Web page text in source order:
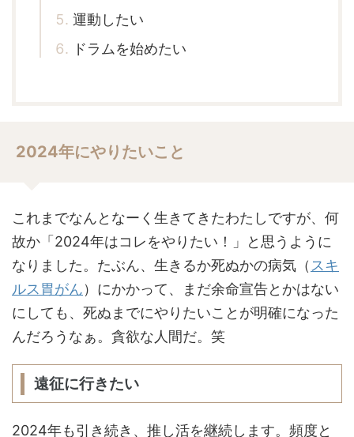
運動したい
ドラムを始めたい
2024年にやりたいこと
これまでなんとなーく生きてきたわたしですが、何
故か「2024年はコレをやりたい！」と思うように
なりました。たぶん、生きるか死ぬかの病気（スキ
ルス胃がん）にかかって、まだ余命宣告とかはない
にしても、死ぬまでにやりたいことが明確になった
んだろうなぁ。貪欲な人間だ。笑
遠征に行きたい
2024年も引き続き、推し活を継続します。頻度と